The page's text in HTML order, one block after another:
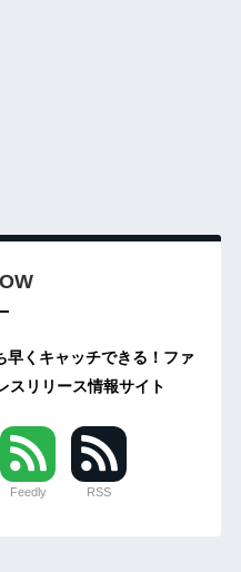
早くキャッチできる！ファ
スリリース情報サイト
Feedly RSS